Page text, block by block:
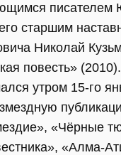
писателем
старшим
Николай
повесть» (2010).
утром 15-го
«Чёрные
«Алма-